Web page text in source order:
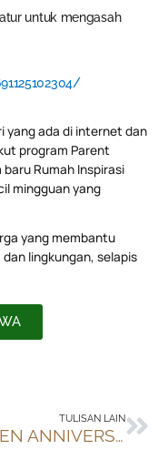
untuk mengasah
yang ada di internet dan
program Parent
Rumah Inspirasi
mingguan yang
yang membantu
lingkungan, selapis
TULISAN LAIN
TASPEN ANNIVERSARY CUP 2019: Turnamen Catur Beregu FIDE Rated